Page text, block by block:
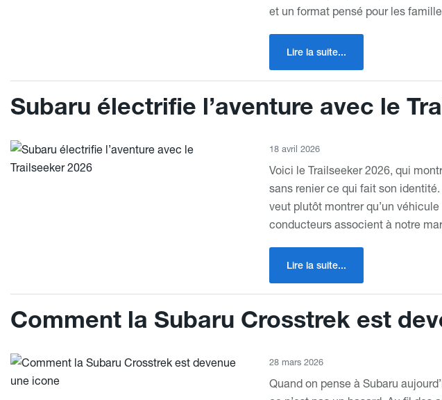
et un format pensé pour les
Lire la suite...
Subaru électrifie l’aventure avec le
18 avril 2026
Voici le Trailseeker 2026, qui
sans renier ce qui fait son
veut plutôt montrer qu’un
conducteurs associent à notre
Lire la suite...
Comment la Subaru Crosstrek est
28 mars 2026
Quand on pense à Subaru